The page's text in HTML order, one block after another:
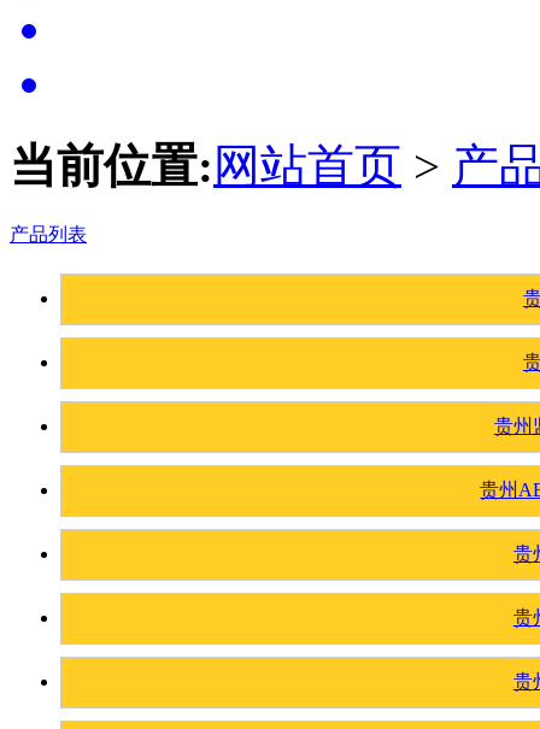
当前位置: 网站首页 > 产
产品列表
贵州
贵州
贵
贵
贵